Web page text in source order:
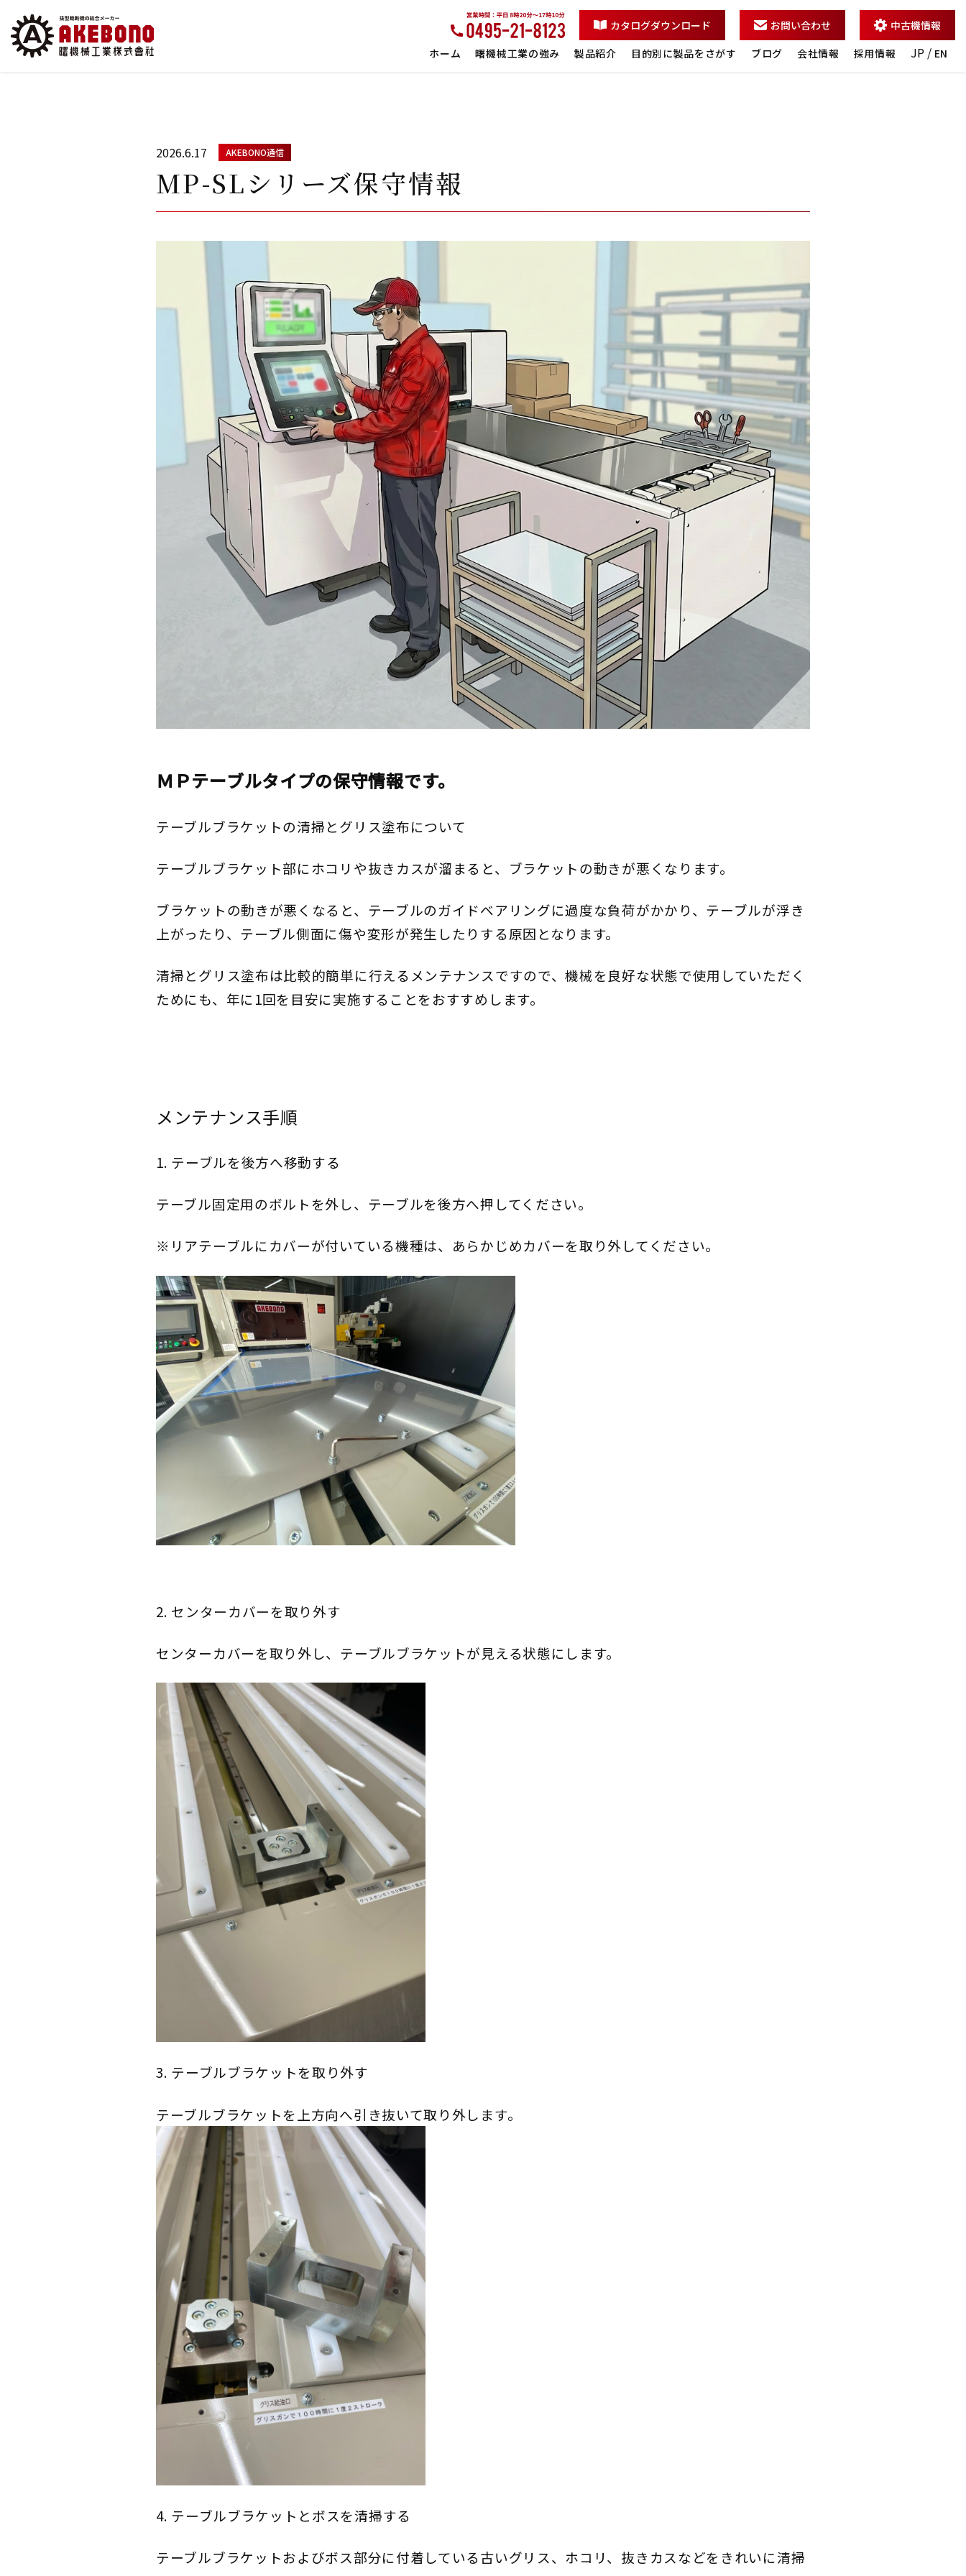
ホーム 曙機械工業の強み 製品紹介 目的別に製品をさがす ブログ 会社情報 採用情報 JP / EN
カタログダウンロード お問い合わせ 中古機情報
2026.6.17 AKEBONO通信
MP-SLシリーズ保守情報
ＭＰテーブルタイプの保守情報です。
テーブルブラケットの清掃とグリス塗布について
テーブルブラケット部にホコリや抜きカスが溜まると、ブラケットの動きが悪くなります。
ブラケットの動きが悪くなると、テーブルのガイドベアリングに過度な負荷がかかり、テーブルが浮き
上がったり、テーブル側面に傷や変形が発生したりする原因となります。
清掃とグリス塗布は比較的簡単に行えるメンテナンスですので、機械を良好な状態で使用していただく
ためにも、年に1回を目安に実施することをおすすめします。
メンテナンス手順
1. テーブルを後方へ移動する
テーブル固定用のボルトを外し、テーブルを後方へ押してください。
※リアテーブルにカバーが付いている機種は、あらかじめカバーを取り外してください。
2. センターカバーを取り外す
センターカバーを取り外し、テーブルブラケットが見える状態にします。
3. テーブルブラケットを取り外す
テーブルブラケットを上方向へ引き抜いて取り外します。
4. テーブルブラケットとボスを清掃する
テーブルブラケットおよびボス部分に付着している古いグリス、ホコリ、抜きカスなどをきれいに清掃